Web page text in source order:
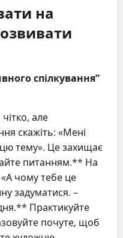
на
спілкування”
але
скажіть: «Мені
тему». Це захищає
питанням.** На
«А чому тебе це
задуматися. –
Практикуйте
почуте, щоб